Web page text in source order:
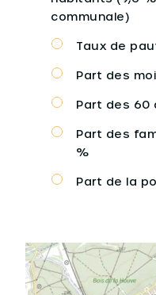
communale)
Taux de
Part des
Part des 60
Part des
%
Part de la